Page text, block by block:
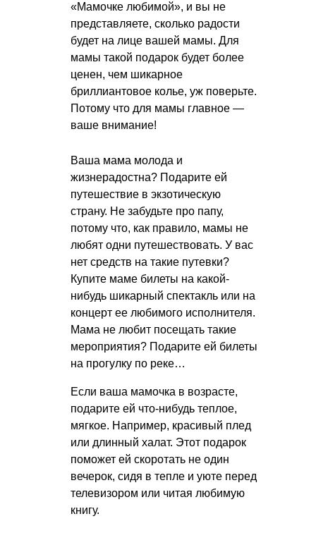
«Мамочке любимой», и вы не
представляете, сколько радости
будет на лице вашей мамы. Для
мамы такой подарок будет более
ценен, чем шикарное
бриллиантовое колье, уж поверьте.
Потому что для мамы главное —
ваше внимание!
Ваша мама молода и
жизнерадостна? Подарите ей
путешествие в экзотическую
страну. Не забудьте про папу,
потому что, как правило, мамы не
любят одни путешествовать. У вас
нет средств на такие путевки?
Купите маме билеты на какой-
нибудь шикарный спектакль или на
концерт ее любимого исполнителя.
Мама не любит посещать такие
мероприятия? Подарите ей билеты
на прогулку по реке…
Если ваша мамочка в возрасте,
подарите ей что-нибудь теплое,
мягкое. Например, красивый плед
или длинный халат. Этот подарок
поможет ей скоротать не один
вечерок, сидя в тепле и уюте перед
телевизором или читая любимую
книгу.